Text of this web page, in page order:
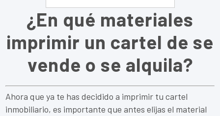
¿En qué materiales
imprimir un cartel de se
vende o se alquila?
Ahora que ya te has decidido a imprimir tu cartel
inmobiliario, es importante que antes elijas el material